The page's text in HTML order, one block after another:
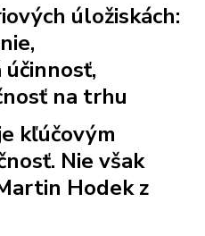
úložiskách:
na trhu
kľúčovým
Nie však
Hodek z